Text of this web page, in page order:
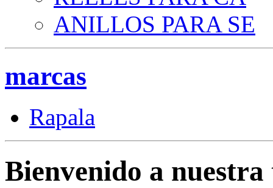
ANILLOS PARA SE
marcas
Rapala
Bienvenido a